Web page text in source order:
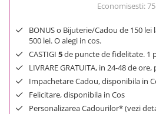
Economisesti:75
BONUS o Bijuterie/Cadou de 150
500 lei. O alegi in cos.
CASTIGI 5de puncte de fidelitate. 1
LIVRARE GRATUITA, in 24-48 de
Impachetare Cadou, disponibila in
Felicitare, disponibila in Cos
Personalizarea Cadourilor* (vezi